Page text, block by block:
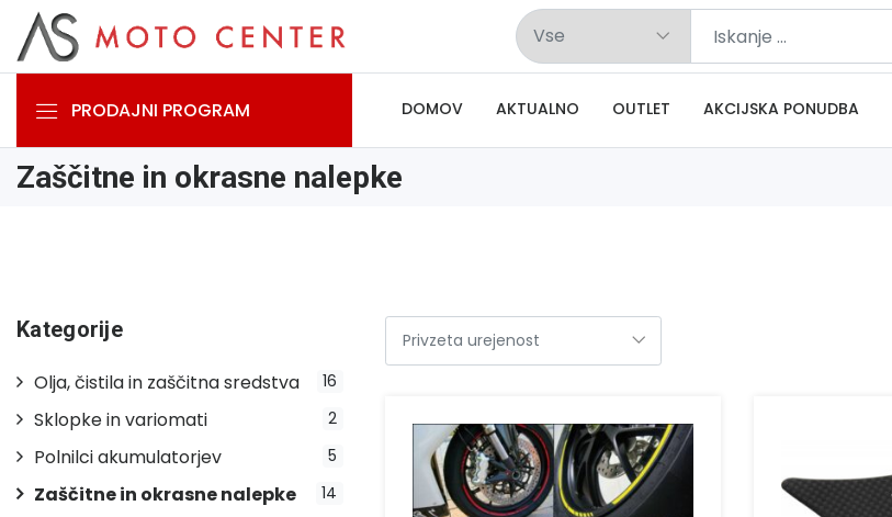
PRODAJNI PROGRAM DOMOV AKTUALNO OUTLET AKCIJSKA PONUDBA
Zaščitne in okrasne nalepke
Kategorije
16
Olja, čistila in zaščitna sredstva
2
Sklopke in variomati
5
Polnilci akumulatorjev
14
Zaščitne in okrasne nalepke